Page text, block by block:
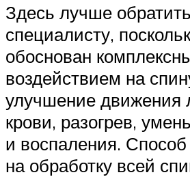
Здесь лучше
специалисту,
обоснован
воздействием на
улучшение
крови, разогрев,
и воспаления.
на обработку всей